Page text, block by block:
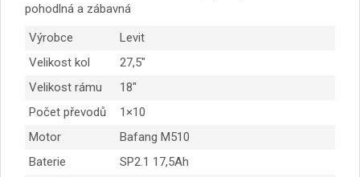
pohodlná a zábavná
Výrobce
Levit
Velikost kol
27,5″
Velikost rámu
18″
Počet převodů
1×10
Motor
Bafang M510
Baterie
SP2.1 17,5Ah